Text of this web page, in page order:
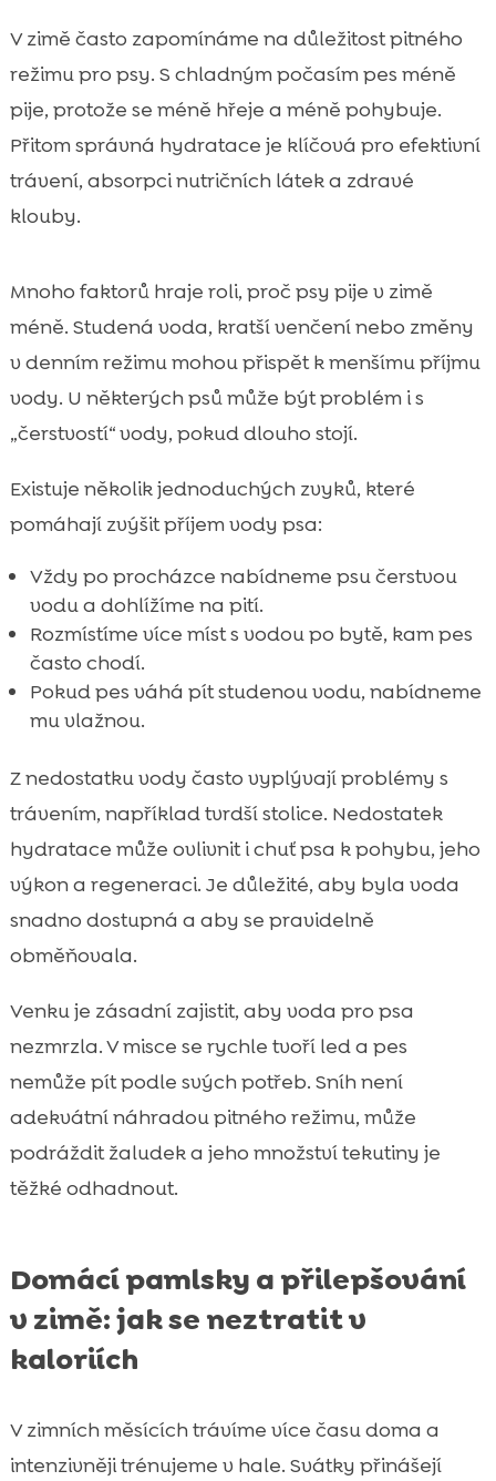
V zimě často zapomínáme na důležitost pitného
režimu pro psy. S chladným počasím pes méně
pije, protože se méně hřeje a méně pohybuje.
Přitom správná hydratace je klíčová pro efektivní
trávení, absorpci nutričních látek a zdravé
klouby.
Mnoho faktorů hraje roli, proč psy pije v zimě
méně. Studená voda, kratší venčení nebo změny
v denním režimu mohou přispět k menšímu příjmu
vody. U některých psů může být problém i s
„čerstvostí“ vody, pokud dlouho stojí.
Existuje několik jednoduchých zvyků, které
pomáhají zvýšit příjem vody psa:
Vždy po procházce nabídneme psu čerstvou
vodu a dohlížíme na pití.
Rozmístíme více míst s vodou po bytě, kam pes
často chodí.
Pokud pes váhá pít studenou vodu, nabídneme
mu vlažnou.
Z nedostatku vody často vyplývají problémy s
trávením, například tvrdší stolice. Nedostatek
hydratace může ovlivnit i chuť psa k pohybu, jeho
výkon a regeneraci. Je důležité, aby byla voda
snadno dostupná a aby se pravidelně
obměňovala.
Venku je zásadní zajistit, aby voda pro psa
nezmrzla. V misce se rychle tvoří led a pes
nemůže pít podle svých potřeb. Sníh není
adekvátní náhradou pitného režimu, může
podráždit žaludek a jeho množství tekutiny je
těžké odhadnout.
Domácí pamlsky a přilepšování
v zimě: jak se neztratit v
kaloriích
V zimních měsících trávíme více času doma a
intenzivněji trénujeme v hale. Svátky přinášejí